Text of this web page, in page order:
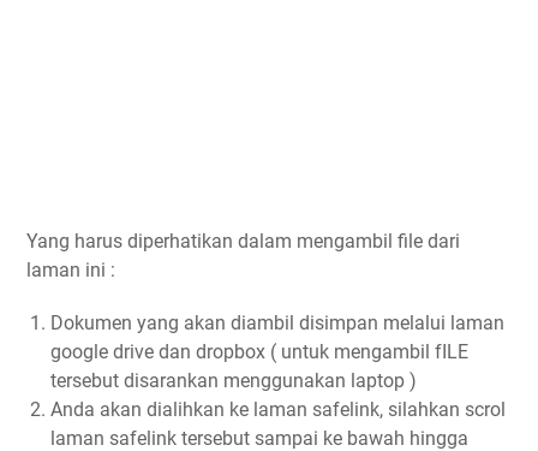
Yang harus diperhatikan dalam mengambil file dari
laman ini :
Dokumen yang akan diambil disimpan melalui laman
google drive dan dropbox ( untuk mengambil fILE
tersebut disarankan menggunakan laptop )
Anda akan dialihkan ke laman safelink, silahkan scrol
laman safelink tersebut sampai ke bawah hingga